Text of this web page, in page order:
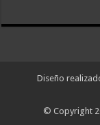
Diseño
© Copyright